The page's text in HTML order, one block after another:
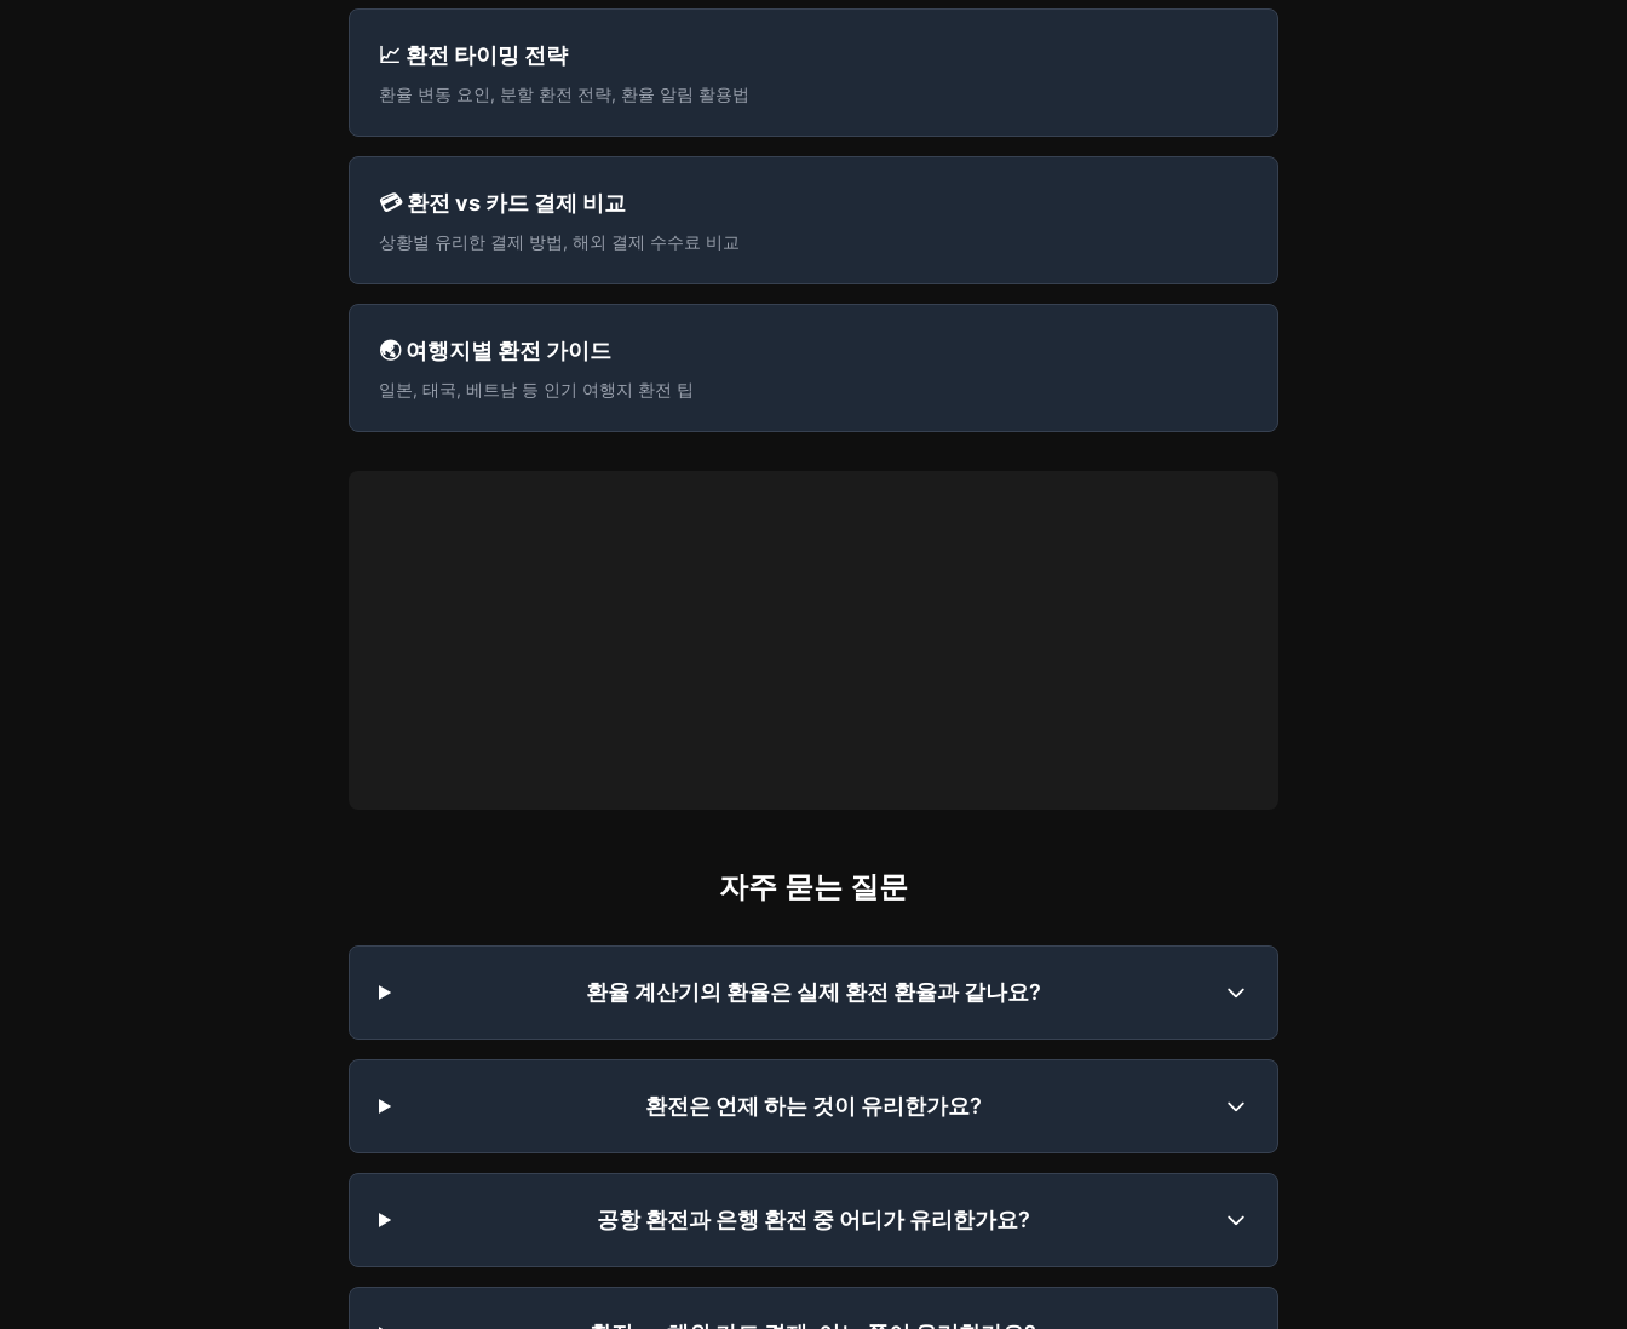
📈 환전 타이밍 전략
환율 변동 요인, 분할 환전 전략, 환율 알림 활용법
💳 환전 vs 카드 결제 비교
상황별 유리한 결제 방법, 해외 결제 수수료 비교
🌏 여행지별 환전 가이드
일본, 태국, 베트남 등 인기 여행지 환전 팁
자주 묻는 질문
환율 계산기의 환율은 실제 환전 환율과 같나요?
환전은 언제 하는 것이 유리한가요?
공항 환전과 은행 환전 중 어디가 유리한가요?